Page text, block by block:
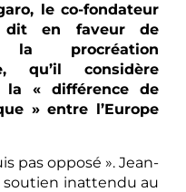
le co-fondateur
dit en faveur de
la procréation
qu’il considère
la « différence de
» entre l’Europe
pas opposé ». Jean-
soutien inattendu au